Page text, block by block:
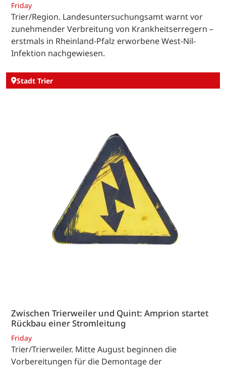
Friday
Trier/Region. Landesuntersuchungsamt warnt vor
zunehmender Verbreitung von Krankheitserregern –
erstmals in Rheinland-Pfalz erworbene West-Nil-
Infektion nachgewiesen.
Stadt Trier
Zwischen Trierweiler und Quint: Amprion startet
Rückbau einer Stromleitung
Friday
Trier/Trierweiler. Mitte August beginnen die
Vorbereitungen für die Demontage der